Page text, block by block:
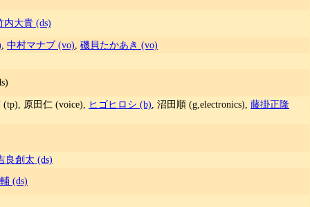
内大貴 (ds)
中村マナブ (vo) 磯貝たかあき (vo)
原田仁 (voice),
ヒゴヒロシ (b) , 沼田順 (g,electronics), 藤掛正隆
良創太 (ds)
(ds)